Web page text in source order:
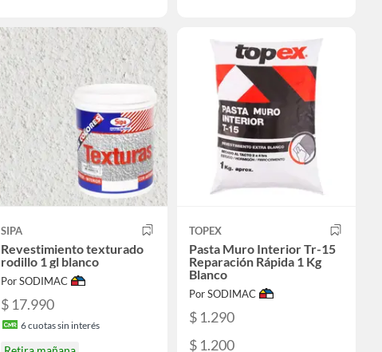
SIPA
Revestimiento texturado
rodillo 1 gl blanco
Por SODIMAC
$ 17.990
6cuotas sin interés
TOPEX
Pasta Muro Interior Tr-15
Reparación Rápida 1 Kg
Blanco
Por SODIMAC
$ 1.290
$ 1.200